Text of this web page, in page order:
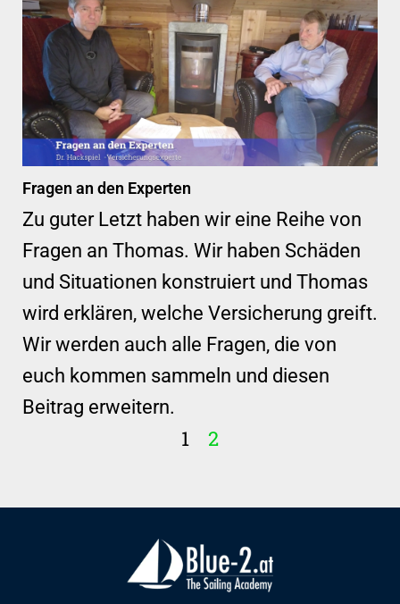
Fragen an den Experten
Zu guter Letzt haben wir eine Reihe von
Fragen an Thomas. Wir haben Schäden
und Situationen konstruiert und Thomas
wird erklären, welche Versicherung greift.
Wir werden auch alle Fragen, die von
euch kommen sammeln und diesen
Beitrag erweitern.
1 2